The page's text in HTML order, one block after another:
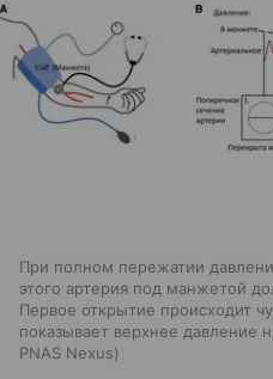
При полном пережатии
этого артерия под манжетой
Первое открытие происходит
показывает верхнее давление
PNAS Nexus